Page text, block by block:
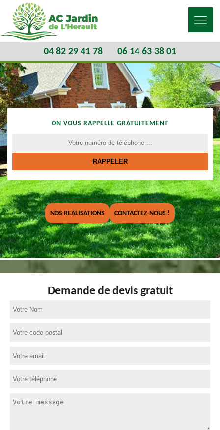
04 82 29 41 78 06 14 63 38 01
ON VOUS RAPPELLE GRATUITEMENT
NOS REALISATIONS CONTACTEZ-NOUS !
Demande de devis gratuit